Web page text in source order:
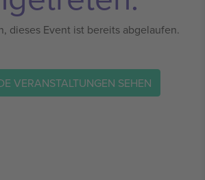
dieses Event ist bereits abgelaufen.
VERANSTALTUNGEN SEHEN